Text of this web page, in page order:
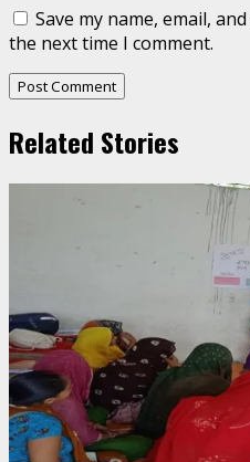
Save my name, email,
the next time I comment.
Related Stories